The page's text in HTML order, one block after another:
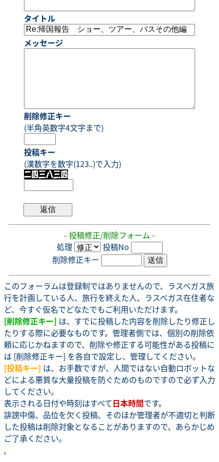
タイトル
メッセージ
削除修正キー
(半角英数字4文字まで)
投稿キー
(漢数字を数字(123..)で入力)
- 投稿修正/削除フォーム -
処理
投稿No
削除修正キー
このフォーラムは登録制ではありませんので、ラスベガス旅
行を計画している人、旅行を終えた人、ラスベガス在住者な
ど、今すぐ仮名でどなたでもご利用いただけます。
[削除修正キー] は、すでに投稿した内容を削除したり修正し
たりする際に必要なものです。管理者側では、個別の削除依
頼に応じかねますので、削除や修正する可能性がある投稿に
は [削除修正キー] を各自で設定し、管理してください。
[投稿キー] は、お手数ですが、人間ではない自動ロボットな
どによる悪質な大量投稿を防ぐためのものですので必ず入力
してください。
表示される日付や時刻はすべて日本時間です。
誹謗中傷、品位を欠く投稿、そのほか管理者が不適切と判断
した投稿は削除対象となることがありますので、あらかじめ
ご了承ください。
.